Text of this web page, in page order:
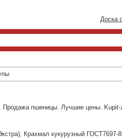
Доска
Продажа пшеницы. Лучшие цены. Kupit-
Крахмал кукурузный